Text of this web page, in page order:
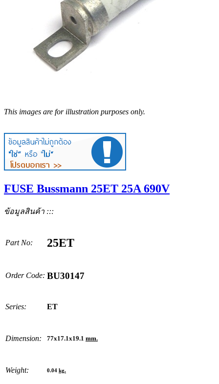
This images are for illustration purposes only.
FUSE Bussmann 25ET 25A 690V
ข้อมูลสินค้า :::
Part No: 25ET
Order Code: BU30147
Series: ET
Dimension: 77x17.1x19.1 mm.
Weight: 0.04 kg.